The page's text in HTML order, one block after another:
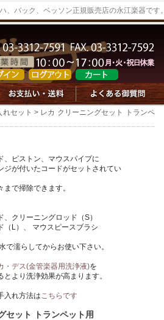
バック、ベッソン正規販売店の永江楽器です。
れセット > レカ クリーニングセット トランペ
、ピストン、マウスパイプに
ジが付いたコードがセットされてい
で掃除できます。
、クリーニングロッド（S）
（L）、 マウスピースブラシ
で濡らしてからお使い下さい。
・デス(金管楽器用洗浄液)を
より洗浄効果が高まります。
入れ方法はこちらです
セット トランペット用